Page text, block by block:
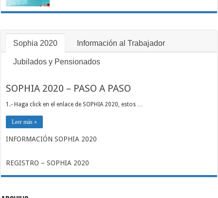
Sophia 2020 Información al Trabajador
Jubilados y Pensionados
SOPHIA 2020 – PASO A PASO
1.- Haga click en el enlace de SOPHIA 2020, estos …
Leer más »
INFORMACIÓN SOPHIA 2020
REGISTRO – SOPHIA 2020